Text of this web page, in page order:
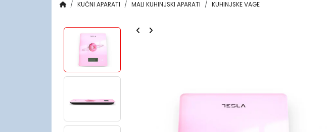
KUĆNI APARATI MALI KUHINJSKI APARATI KUHINJSKE VAGE